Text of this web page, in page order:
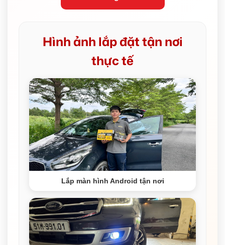
Hình ảnh lắp đặt tận nơi
thực tế
Lắp màn hình Android tận nơi